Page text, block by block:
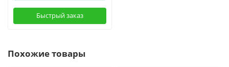
Быстрый заказ
Похожие товары